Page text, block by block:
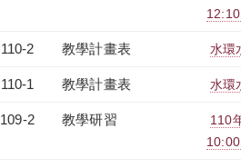
110-2 教學計畫表 水環
110-1 教學計畫表 水環
109-2 教學研習
110